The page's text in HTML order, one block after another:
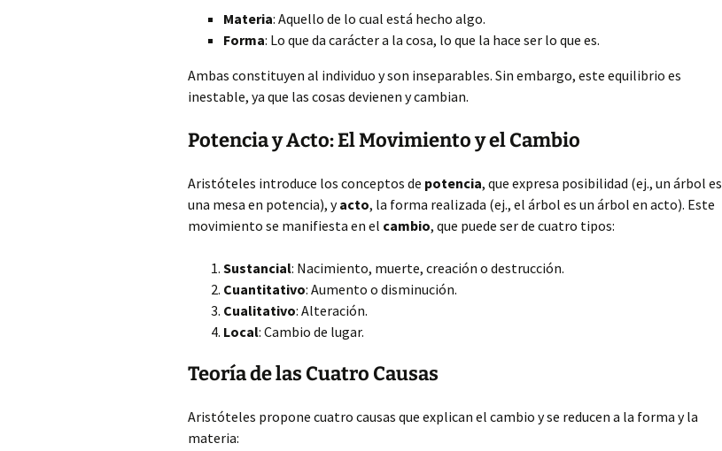
Materia: Aquello de lo cual está hecho algo.
Forma: Lo que da carácter a la cosa, lo que la hace ser lo que es.
Ambas constituyen al individuo y son inseparables. Sin embargo, este equilibrio es
inestable, ya que las cosas devienen y cambian.
Potencia y Acto: El Movimiento y el Cambio
Aristóteles introduce los conceptos de potencia, que expresa posibilidad (ej., un árbol es
una mesa en potencia), yacto, la forma realizada (ej., el árbol es un árbol en acto). Este
movimiento se manifiesta en el cambio, que puede ser de cuatro tipos:
Sustancial: Nacimiento, muerte, creación o destrucción.
Cuantitativo: Aumento o disminución.
Cualitativo: Alteración.
Local: Cambio de lugar.
Teoría de las Cuatro Causas
Aristóteles propone cuatro causas que explican el cambio y se reducen a la forma y la
materia: